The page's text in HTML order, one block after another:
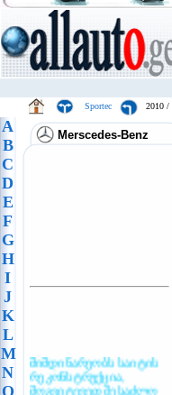
Sportec 2010 /
A
B
C
D
E
F
G
H
I
J
K
L
M
N
O
Merscedes-Benz
მიმდინარეობს საიტის
რეკონსტრუქცია,
მოგვიტევეთ შესაძლო